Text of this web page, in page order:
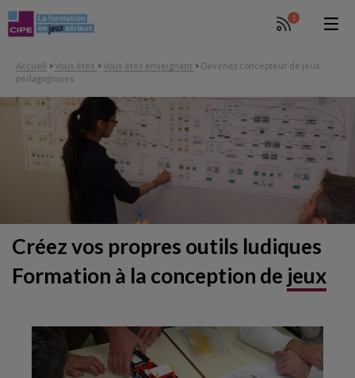
1
Accueil >Vous êtes >Vous êtes enseignant > Devenez concepteur de jeux
pédagogiques
Créez vos propres outils ludiques
Formation à la conception de jeux